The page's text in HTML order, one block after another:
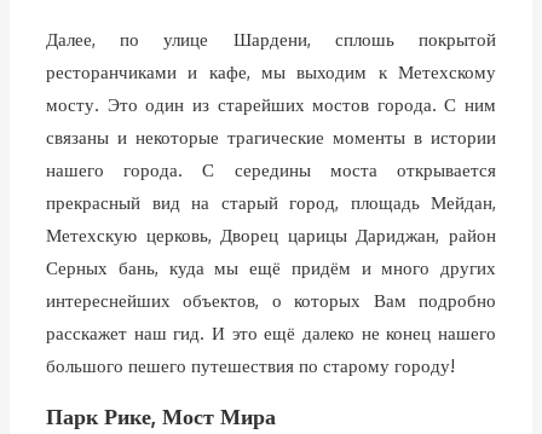
Далее, по улице Шардени, сплошь покрытой
ресторанчиками и кафе, мы выходим к Метехскому
мосту. Это один из старейших мостов города. С ним
связаны и некоторые трагические моменты в истории
нашего города. С середины моста открывается
прекрасный вид на старый город, площадь Мейдан,
Метехскую церковь, Дворец царицы Дариджан, район
Серных бань, куда мы ещё придём и много других
интереснейших объектов, о которых Вам подробно
расскажет наш гид. И это ещё далеко не конец нашего
большого пешего путешествия по старому городу!
Парк Рике, Мост Мира